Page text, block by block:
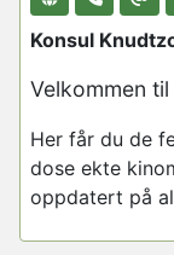
Konsul
Velkommen
Her får du de
dose ekte
oppdatert på